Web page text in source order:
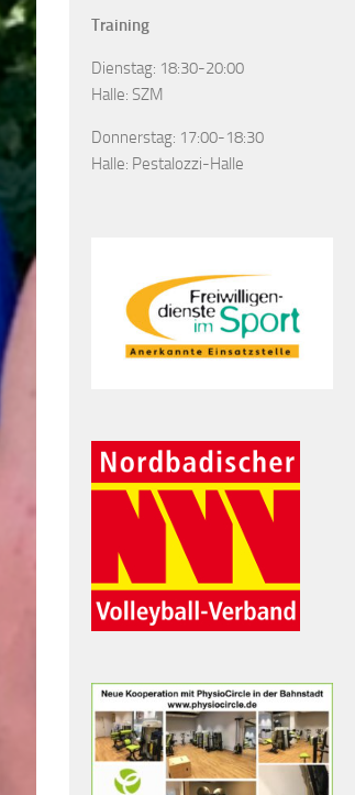
Training
Dienstag: 18:30-20:00
Halle: SZM
Donnerstag: 17:00-18:30
Halle: Pestalozzi-Halle